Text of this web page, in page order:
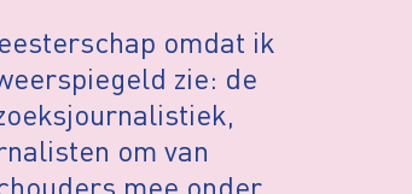
omdat ik
zie: de
om van
mee onder